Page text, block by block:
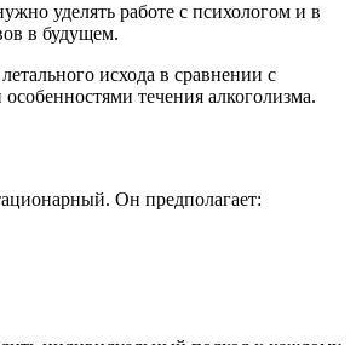
уделять работе с психологом и в
в будущем.
исхода в сравнении с
течения алкоголизма.
Он предполагает: